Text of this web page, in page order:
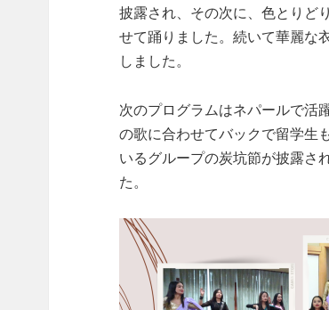
披露され、その次に、色とりど
せて踊りました。続いて華麗な
しました。
次のプログラムはネパールで活
の歌に合わせてバックで留学生
いるグループの炭坑節が披露さ
た。